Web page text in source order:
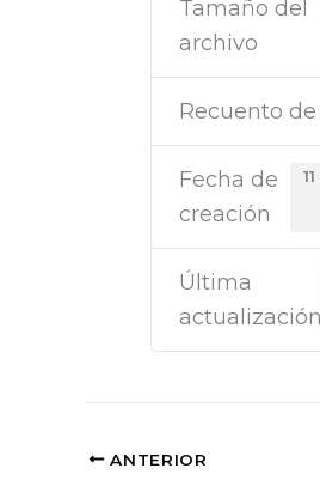
Tamaño del
archivo
Recuento
Fecha de
creación
Última
actualización
ANTERIOR